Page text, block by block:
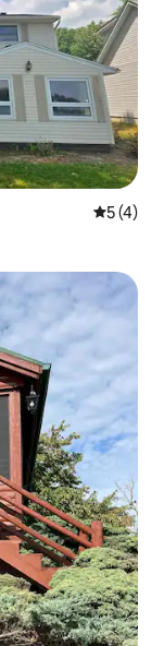
5 (4)